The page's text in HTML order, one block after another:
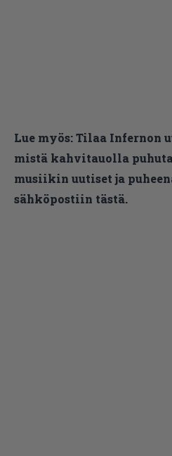
Lue myös:Tilaa Infernon
mistä kahvitauolla
musiikin uutiset ja
sähköpostiin tästä.